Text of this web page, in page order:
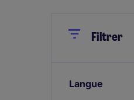
CloseFiltrer
Langue